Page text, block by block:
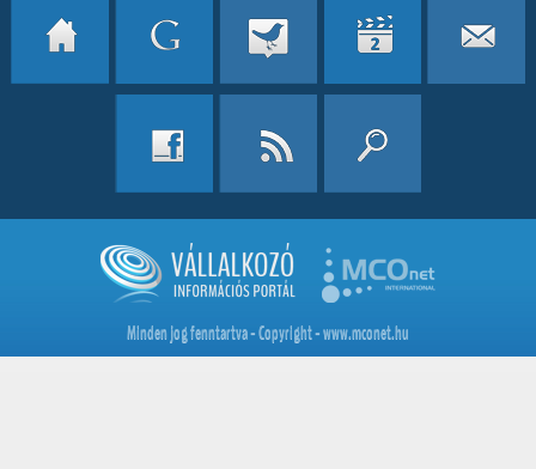
Minden jog fenntartva - Copyright - www.mconet.hu